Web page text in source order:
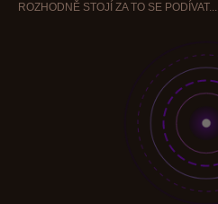
ROZHODNĚ STOJÍ ZA TO SE PODÍVAT...